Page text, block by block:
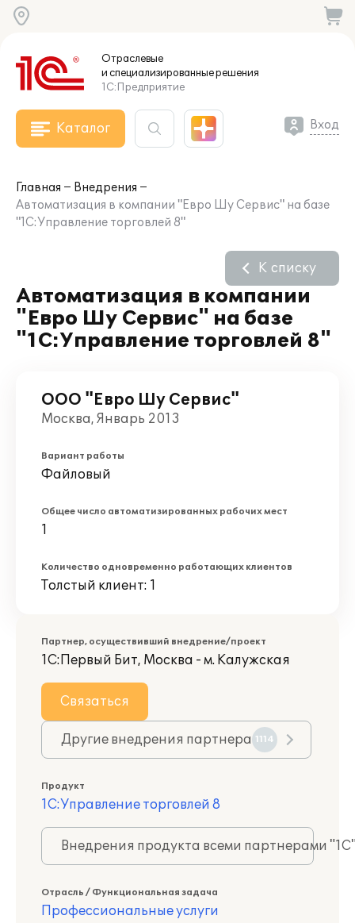
Отраслевые
и специализированныерешения
1С:Предприятие
Каталог Вход
Главная
Внедрения
Автоматизация в компании "Евро Шу Сервис" на базе
"1С:Управление торговлей 8"
Автоматизация в компании
"Евро Шу Сервис" на базе
"1С:Управление торговлей 8"
К списку
ООО "Евро Шу Сервис"
Москва, Январь 2013
Вариант работы
Файловый
Общее число автоматизированных рабочих мест
1
Количество одновременно работающих клиентов
Толстый клиент: 1
Партнер, осуществивший внедрение/проект
1С:Первый Бит, Москва - м. Калужская
Связаться
Другие внедрения партнера 1114
Продукт
1С:Управление торговлей 8
Внедрения продукта всеми партнерами
Отрасль / Функциональная задача
Профессиональные услуги